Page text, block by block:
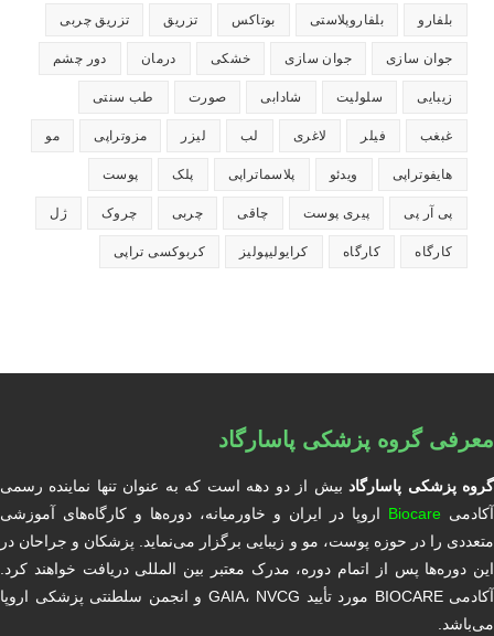
بلفارو بلفاروپلاستی بوتاکس تزریق تزریق چربی
جوان سازی جوان سازی خشکی درمان دور چشم
زیبایی سلولیت شادابی صورت طب سنتی
غبغب فیلر لاغری لب لیزر مزوتراپی مو
هایفوتراپی ویدئو پلاسماتراپی پلک پوست
پی آر پی پیری پوست چاقی چربی چروک ژل
کارگاه کارگاه کرایولیپولیز کربوکسی تراپی
معرفی گروه پزشکی پاسارگاد
گروه پزشکی پاسارگادبیش از دو دهه است که به عنوان تنها نماینده رسمی
آکادمی Biocare اروپا در ایران و خاورمیانه، دوره‌ها و کارگاه‌های آموزشی
متعددی را در حوزه پوست، مو و زیبایی برگزار می‌نماید. پزشکان و جراحان در
این دوره‌ها پس از اتمام دوره، مدرک معتبر بین المللی دریافت خواهند کرد.
آکادمی BIOCARE مورد تأیید GAIA، NVCG و انجمن سلطنتی پزشکی اروپا
می‌باشد.